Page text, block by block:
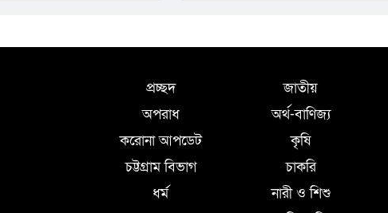
প্রচ্ছদ জাতীয়
অপরাধ
অর্থ-বাণিজ্য
করোনা আপডেট
কৃষি
চট্টগ্রাম বিভাগ
চাকরি
ধর্ম
নারী ও শিশু